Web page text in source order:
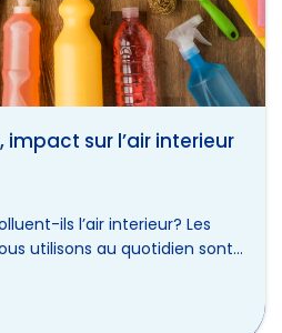
impact sur l’air interieur
ils l’air interieur? Les
utilisons au quotidien sont…